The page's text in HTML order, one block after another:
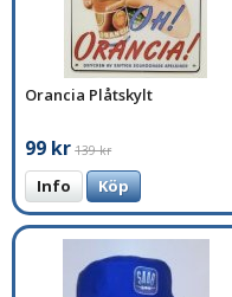
Orancia Plåtskylt
99 kr 139 kr
Info Köp